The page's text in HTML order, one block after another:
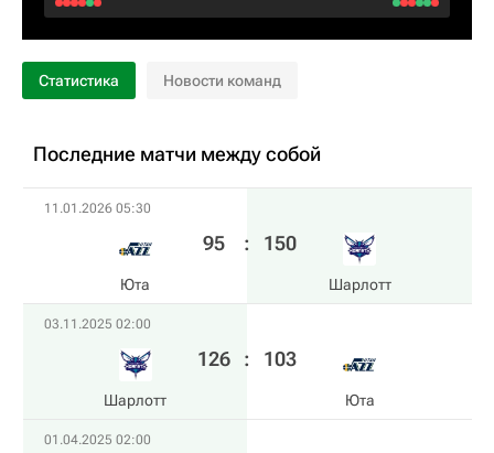
Статистика Новости команд
Последние матчи между собой
11.01.2026 05:30
Юта
95 : 150
Шарлотт
03.11.2025 02:00
Шарлотт
126 : 103
Юта
01.04.2025 02:00